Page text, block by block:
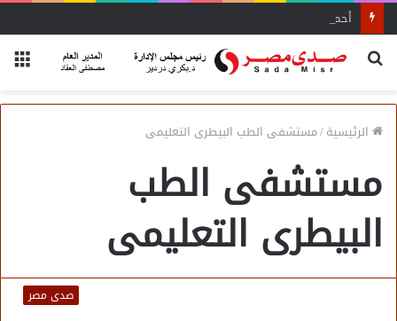
أحمد زكي: مبادرة “مصر تنطلق بالتصدير”
بحث
الرئيسية/مستشفى الطب البيطرى التعليمى
مستشفى الطب
البيطرى التعليمى
صدى مصر